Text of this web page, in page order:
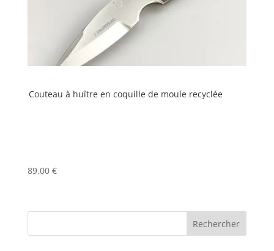
Couteau à huître en coquille de moule recyclée
89,00 €